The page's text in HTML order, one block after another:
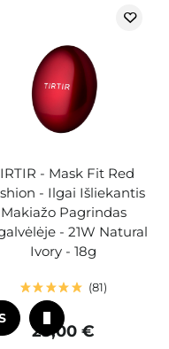
- Mask Fit Red
- Ilgai Išliekantis
Makiažo Pagrindas
- 21W Natural
Ivory - 18g
81
25,00 €